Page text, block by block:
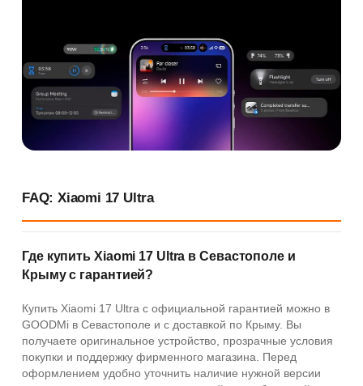
FAQ: Xiaomi 17 Ultra
Где купить Xiaomi 17 Ultra в Севастополе и
Крыму с гарантией?
Купить Xiaomi 17 Ultra с официальной гарантией можно в
GOODMi в Севастополе и с доставкой по Крыму. Вы
получаете оригинальное устройство, прозрачные условия
покупки и поддержку фирменного магазина. Перед
оформлением удобно уточнить наличие нужной версии